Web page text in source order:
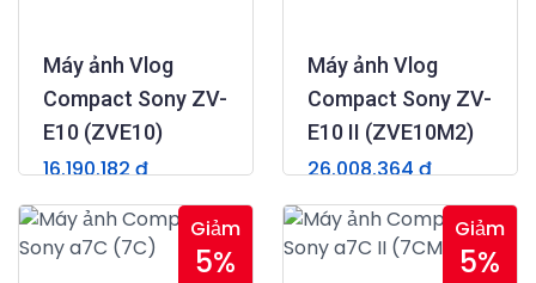
Máy ảnh Vlog
Compact Sony ZV-
E10 (ZVE10)
16.190.182 đ
(0)
Máy ảnh Vlog
Compact Sony ZV-
E10 II (ZVE10M2)
26.008.364 đ
(0)
Giảm
5%
Giảm
5%